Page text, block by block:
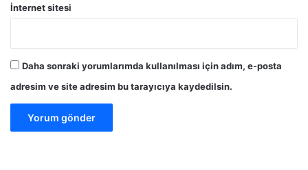
İnternet sitesi
Daha sonraki yorumlarımda kullanılması için adım, e-posta
adresim ve site adresim bu tarayıcıya kaydedilsin.